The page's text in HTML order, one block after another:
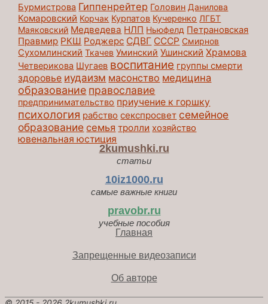
Бурмистрова Гиппенрейтер Головин Данилова
Комаровский Корчак Курпатов Кучеренко ЛГБТ
Маяковский Медведева НЛП Ньюфелд Петрановская
Правмир РКШ Роджерс СДВГ СССР Смирнов
Сухомлинский Ткачев Уминский Ушинский Храмова
Четверикова Шугаев воспитание группы смерти
здоровье иудаизм масонство медицина
образование православие
предпринимательство приучение к горшку
психология рабство секспросвет семейное
образование семья тролли хозяйство
ювенальная юстиция
2kumushki.ru
статьи
10iz1000.ru
самые важные книги
pravobr.ru
учебные пособия
Главная
Запрещенные видеозаписи
Об авторе